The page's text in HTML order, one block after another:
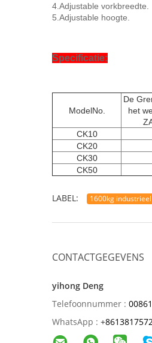
4.Adjustable vorkbreedte.
5.Adjustable hoogte.
Specificatie:
ModelNo.
De
het
CK10
CK20
CK30
CK50
LABEL: 1600kg
CONTACTGEGEVENS
yihong Deng
Telefoonnummer :
WhatsApp : +